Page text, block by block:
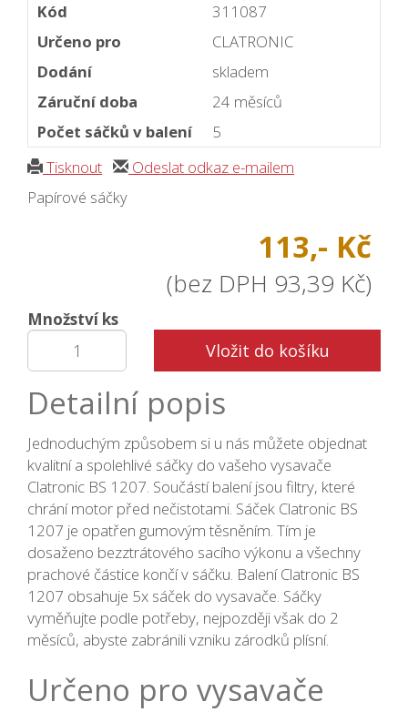
Kód
311087
Určeno pro
CLATRONIC
Dodání
skladem
Záruční doba
24 měsíců
Počet sáčků v balení
5
Tisknout
Odeslat odkaz e-mailem
Papírové sáčky
113,- Kč
(bez DPH 93,39 Kč)
Množství ks
Vložit do košíku
Detailní popis
Jednoduchým způsobem si u nás můžete objednat
kvalitní a spolehlivé sáčky do vašeho vysavače
Clatronic BS 1207. Součástí balení jsou filtry, které
chrání motor před nečistotami. Sáček Clatronic BS
1207 je opatřen gumovým těsněním. Tím je
dosaženo bezztrátového sacího výkonu a všechny
prachové částice končí v sáčku. Balení Clatronic BS
1207 obsahuje 5x sáček do vysavače. Sáčky
vyměňujte podle potřeby, nejpozději však do 2
měsíců, abyste zabránili vzniku zárodků plísní.
Určeno pro vysavače